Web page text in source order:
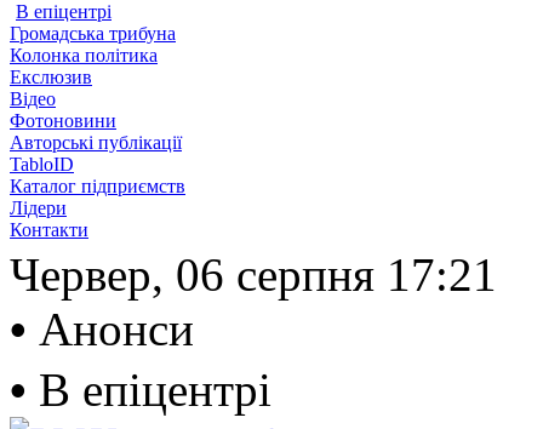
В епіцентрі
Громадська трибуна
Колонка політика
Екслюзив
Відео
Фотоновини
Авторські публікації
TabloID
Каталог підприємств
Лідери
Контакти
Червер, 06 серпня 17:21
• Анонси
• В епіцентрі